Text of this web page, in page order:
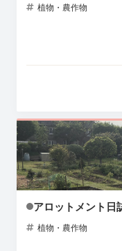
植物・農作物
アロットメント日
植物・農作物